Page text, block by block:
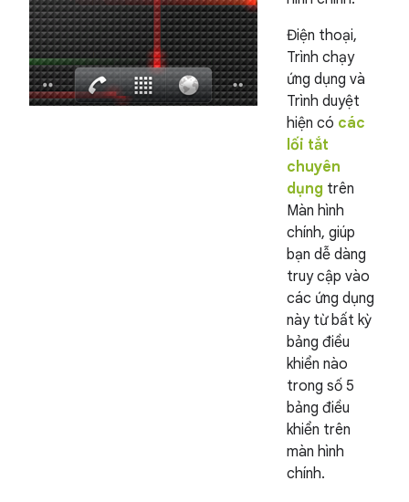
Điện thoại,
Trình chạy
ứng dụng và
Trình duyệt
hiện có các
lối tắt
chuyên
dụng trên
Màn hình
chính, giúp
bạn dễ dàng
truy cập vào
các ứng dụng
này từ bất kỳ
bảng điều
khiển nào
trong số 5
bảng điều
khiển trên
màn hình
chính.